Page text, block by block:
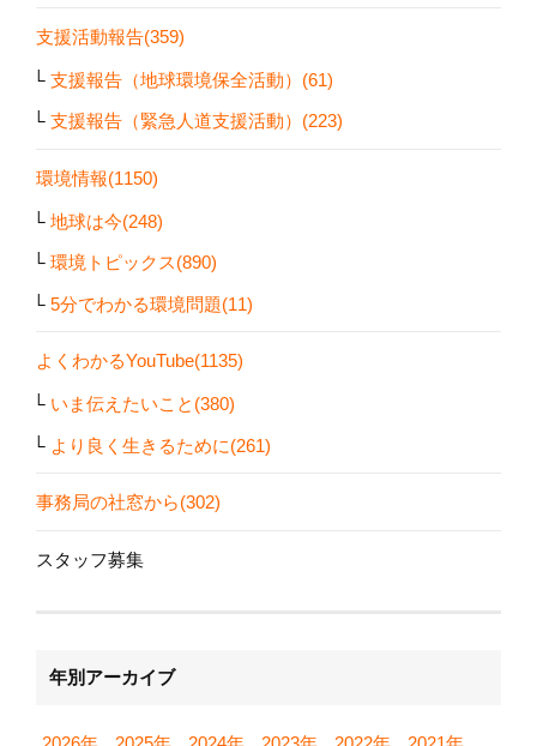
支援活動報告(359)
支援報告（地球環境保全活動）(61)
支援報告（緊急人道支援活動）(223)
環境情報(1150)
地球は今(248)
環境トピックス(890)
5分でわかる環境問題(11)
よくわかるYouTube(1135)
いま伝えたいこと(380)
より良く生きるために(261)
事務局の社窓から(302)
スタッフ募集
年別アーカイブ